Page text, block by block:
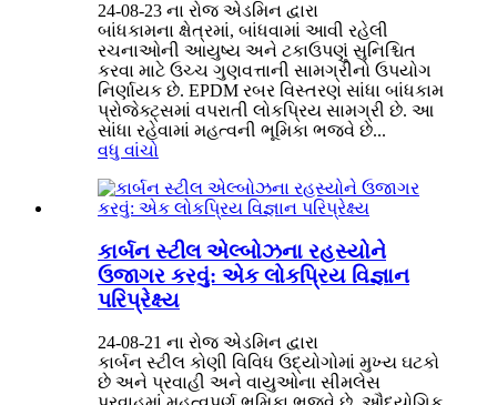
24-08-23 ના રોજ એડમિન દ્વારા
બાંધકામના ક્ષેત્રમાં, બાંધવામાં આવી રહેલી
રચનાઓની આયુષ્ય અને ટકાઉપણું સુનિશ્ચિત
કરવા માટે ઉચ્ચ ગુણવત્તાની સામગ્રીનો ઉપયોગ
નિર્ણાયક છે. EPDM રબર વિસ્તરણ સાંધા બાંધકામ
પ્રોજેક્ટ્સમાં વપરાતી લોકપ્રિય સામગ્રી છે. આ
સાંધા રહેવામાં મહત્વની ભૂમિકા ભજવે છે...
વધુ વાંચો
કાર્બન સ્ટીલ એલ્બોઝના રહસ્યોને
ઉજાગર કરવું: એક લોકપ્રિય વિજ્ઞાન
પરિપ્રેક્ષ્ય
24-08-21 ના ​​રોજ એડમિન દ્વારા
કાર્બન સ્ટીલ કોણી વિવિધ ઉદ્યોગોમાં મુખ્ય ઘટકો
છે અને પ્રવાહી અને વાયુઓના સીમલેસ